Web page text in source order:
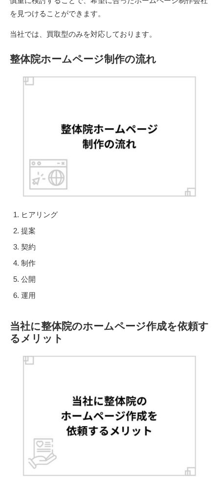
を見つけることができます。
当社では、買取型のみを対応しております。
整体院ホームページ制作の流れ
ヒアリング
提案
契約
制作
公開
運用
当社に整体院のホームページ作成を依頼す
るメリット